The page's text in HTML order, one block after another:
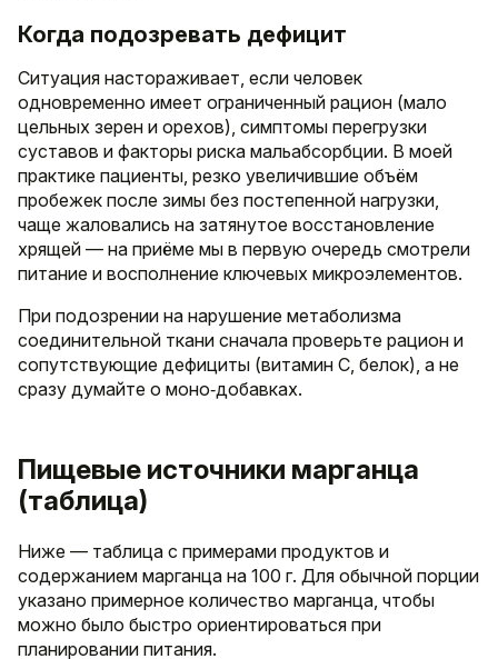
Когда подозревать дефицит
Ситуация настораживает, если человек
одновременно имеет ограниченный рацион (мало
цельных зерен и орехов), симптомы перегрузки
суставов и факторы риска мальабсорбции. В моей
практике пациенты, резко увеличившие объём
пробежек после зимы без постепенной нагрузки,
чаще жаловались на затянутое восстановление
хрящей — на приёме мы в первую очередь смотрели
питание и восполнение ключевых микроэлементов.
При подозрении на нарушение метаболизма
соединительной ткани сначала проверьте рацион и
сопутствующие дефициты (витамин C, белок), а не
сразу думайте о моно‑добавках.
Пищевые источники марганца
(таблица)
Ниже — таблица с примерами продуктов и
содержанием марганца на 100 г. Для обычной порции
указано примерное количество марганца, чтобы
можно было быстро ориентироваться при
планировании питания.